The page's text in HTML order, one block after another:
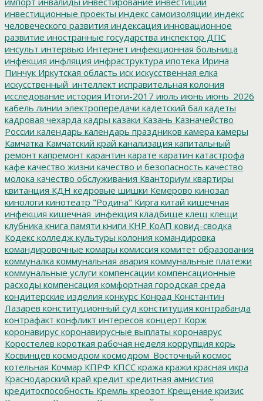
инвестиционные проекты индекс самоизоляции индекс
человеческого развития индексация инновационное
развитие иностранные государства инспектор ДПС
инсульт интервью Интернет инфекционная больница
инфекция инфляция инфраструктура ипотека Ирина
Пинчук Иркутская область иск искусственная елка
искусственный_интеллект исправительная колония
исследование история Итоги-2017 июль июнь июнь_2026
кабель линии электропередачи кадетский бал кадеты
кадровая чехарда кадры казаки Казань Казначейство
России календарь календарь праздников камера камеры
Камчатка Камчатский край канализация капитальный
ремонт капремонт карантин карате каратин катастрофа
кафе качество жизни качество и безопасность качество
молока качество обслуживания Кванториум квартиры
квитанция КДН кедровые шишки Кемерово кинозал
кинологи кинотеатр "Родина" Кирга китай кишечная
инфекция кишечная_инфекция кладбище клещ клещи
клубника книга памяти книги КНР КоАП ковид-сводка
Кодекс колледж культуры колония командировка
командировочные комары комиссия комитет образования
коммуналка коммунальная авария коммунальные платежи
коммунальные услуги компенсации компенсационные
расходы компенсация комфортная городская среда
кондитерские изделия конкурс Конрад Константин
Лазарев конституционный суд конституция контрабанда
контрафакт конфликт интересов концерт Корж
коронавирус коронавирусные выплаты коронаврус
Коростелев короткая рабочая неделя коррупция корь
Косвинцев космодром космодром_Восточный космос
котельная Кочмар КПРФ КПСС кража кражи красная икра
Краснодарский край кредит кредитная амнистия
кредитоспособность Кремль креозот Крещение кризис